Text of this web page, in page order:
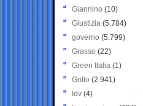
Giannino (10)
Giustizia (5.784)
governo (5.799)
Grasso (22)
Green Italia (1)
Grillo (2.941)
Idv (4)